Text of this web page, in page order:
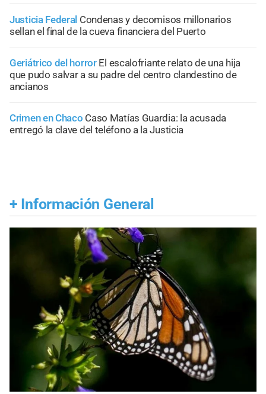
Justicia Federal Condenas y decomisos millonarios
sellan el final de la cueva financiera del Puerto
Geriátrico del horror El escalofriante relato de una hija
que pudo salvar a su padre del centro clandestino de
ancianos
Crimen en Chaco Caso Matías Guardia: la acusada
entregó la clave del teléfono a la Justicia
+ Información General